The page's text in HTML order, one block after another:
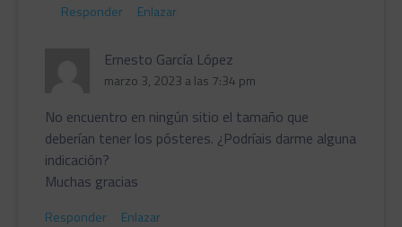
Responder Enlazar
Ernesto García López
marzo 3, 2023 a las 7:34 pm
No encuentro en ningún sitio el tamaño que
deberían tener los pósteres. ¿Podríais darme alguna
indicación?
Muchas gracias
Responder Enlazar